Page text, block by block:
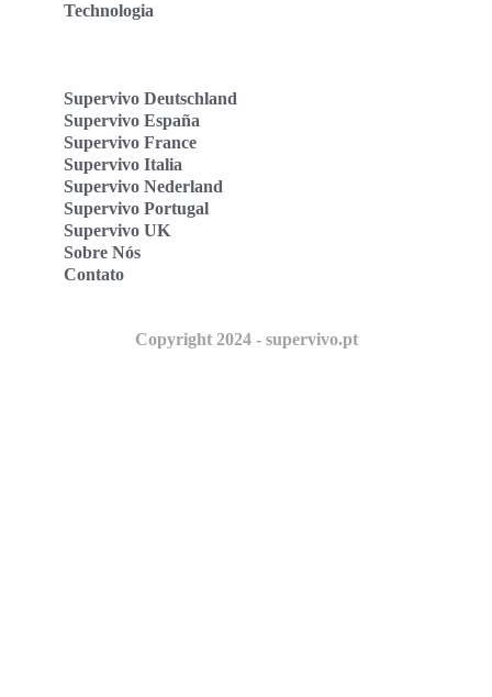
Technologia
Supervivo Deutschland
Supervivo España
Supervivo France
Supervivo Italia
Supervivo Nederland
Supervivo Portugal
Supervivo UK
Sobre Nós
Contato
Copyright 2024 - supervivo.pt